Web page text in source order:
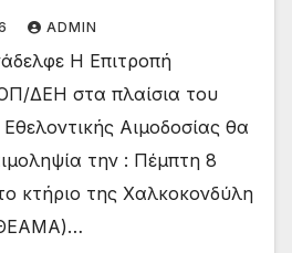
ADMIN
Η Επιτροπή
ΔΕΗ στα πλαίσια του
Αιμοδοσίας θα
την : Πέμπτη 8
κτήριο της Χαλκοκονδύλη